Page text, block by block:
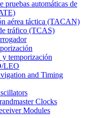
pruebas automáticas de
aérea táctica (TACAN)
tráfico (TCAS)
y temporización
LEO
and Timing
Clocks
Modules